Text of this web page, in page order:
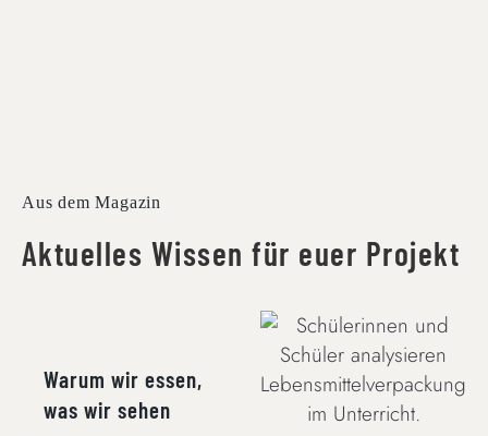
Aus dem Magazin
Aktuelles Wissen für euer Projekt
Warum wir essen,
was wir sehen
ZWISCHEN NUTRI-
SCORE UND
WERBEVERSPRECHEN